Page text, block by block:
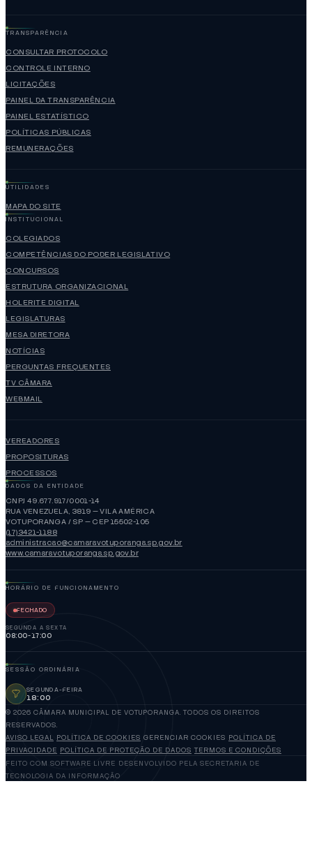
TRANSPARÊNCIA
CONSULTAR PROTOCOLO
CONTROLE INTERNO
LICITAÇÕES
PAINEL DA TRANSPARÊNCIA
PAINEL ESTATÍSTICO
POLÍTICAS PÚBLICAS
REMUNERAÇÕES
UTILIDADES
MAPA DO SITE
INSTITUCIONAL
COLEGIADOS
COMPETÊNCIAS DO PODER LEGISLATIVO
CONCURSOS
ESTRUTURA ORGANIZACIONAL
HOLERITE DIGITAL
LEGISLATURAS
MESA DIRETORA
NOTÍCIAS
PERGUNTAS FREQUENTES
TV CÂMARA
WEBMAIL
VEREADORES
PROPOSITURAS
PROCESSOS
DADOS DA ENTIDADE
CNPJ 49.677.917/0001-14
RUA VENEZUELA, 3819 — VILA AMÉRICA
VOTUPORANGA / SP — CEP 15502-105
(17)3421-1188
administracao@camaravotuporanga.sp.gov.br
www.camaravotuporanga.sp.gov.br
HORÁRIO DE FUNCIONAMENTO
FECHADO
SEGUNDA A SEXTA
08:00-17:00
SESSÃO ORDINÁRIA
SEGUNDA-FEIRA
18:00
© 2026 CÂMARA MUNICIPAL DE VOTUPORANGA. TODOS OS DIREITOS
RESERVADOS.
AVISO LEGAL POLÍTICA DE COOKIES GERENCIAR COOKIES POLÍTICA DE
PRIVACIDADE POLÍTICA DE PROTEÇÃO DE DADOS TERMOS E CONDIÇÕES
FEITO COM SOFTWARE LIVRE DESENVOLVIDO PELA SECRETARIA DE
TECNOLOGIA DA INFORMAÇÃO